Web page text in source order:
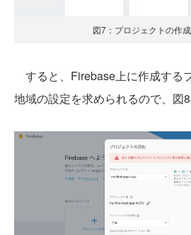
図7：プロジェクトの作
すると、Firebase上に作成する
地域の設定を求められるので、図8